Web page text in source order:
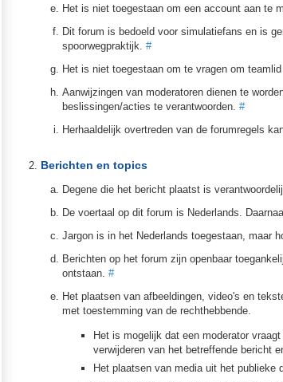
Het is niet toegestaan om een account aan te
Dit forum is bedoeld voor simulatiefans en is
spoorwegpraktijk. #
Het is niet toegestaan om te vragen om
Aanwijzingen van moderatoren dienen te
beslissingen/acties te verantwoorden. #
Herhaaldelijk overtreden van de forumregels
Berichten en topics
Degene die het bericht plaatst is
De voertaal op dit forum is Nederlands.
Jargon is in het Nederlands toegestaan, maar
Berichten op het forum zijn openbaar
ontstaan. #
Het plaatsen van afbeeldingen, video's en
met toestemming van de rechthebbende.
Het is mogelijk dat een moderator
verwijderen van het betreffende bericht
Het plaatsen van media uit het publieke